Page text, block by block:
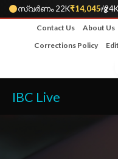
സ്വർണം 22K₹14,045/g
•24K
Contact Us About Us
Corrections Policy
IBC Live